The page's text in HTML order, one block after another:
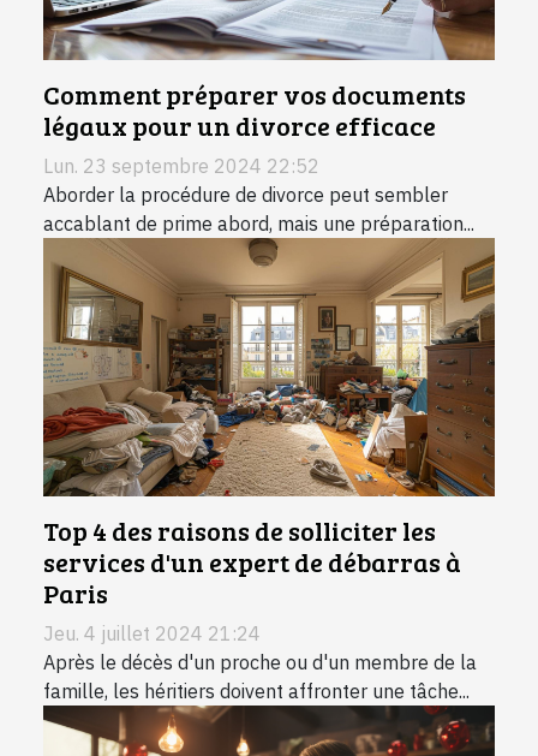
Comment préparer vos documents
légaux pour un divorce efficace
Lun. 23 septembre 2024 22:52
Aborder la procédure de divorce peut sembler
accablant de prime abord, mais une préparation...
Top 4 des raisons de solliciter les
services d'un expert de débarras à
Paris
Jeu. 4 juillet 2024 21:24
Après le décès d'un proche ou d'un membre de la
famille, les héritiers doivent affronter une tâche...